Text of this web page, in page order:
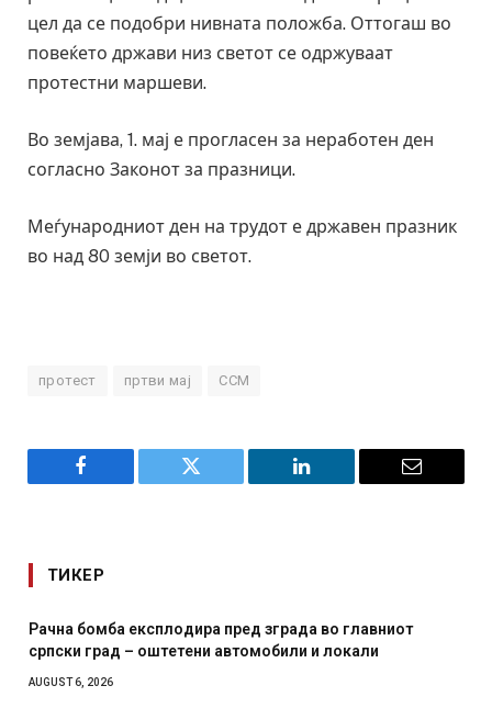
цел да се подобри нивната положба. Оттогаш во
повеќето држави низ светот се одржуваат
протестни маршеви.
Во земјава, 1. мај е прогласен за неработен ден
согласно Законот за празници.
Меѓународниот ден на трудот е државен празник
во над 80 земји во светот.
протест пртви мај ССМ
Facebook Twitter LinkedIn Email
ТИКЕР
во главниот
и локали
И Данска се милитарилизира –
месечна воена